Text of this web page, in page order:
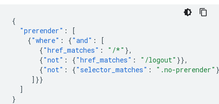
{
"prerender" :
[
{"where" : {"and" :
[
{"href_matches" : "/*" },
{"not" : {"href_matches" : "/logout" }},
{"not" : {"selector_matches" : ".no-prerender"
]}}
]
}